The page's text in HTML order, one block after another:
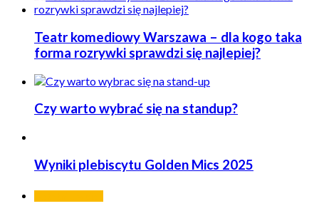
Teatr komediowy Warszawa – dla kogo taka
forma rozrywki sprawdzi się najlepiej?
Czy warto wybrać się na standup?
Wyniki plebiscytu Golden Mics 2025